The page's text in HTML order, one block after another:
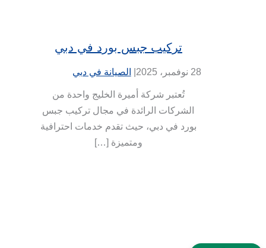
تركيب جبس بورد في دبي
28 نوفمبر، 2025 | الصيانة في دبي
تُعتبر شركة أميرة الخليج واحدة من
الشركات الرائدة في مجال تركيب جبس
بورد في دبي، حيث تقدم خدمات احترافية
ومتميزة […]